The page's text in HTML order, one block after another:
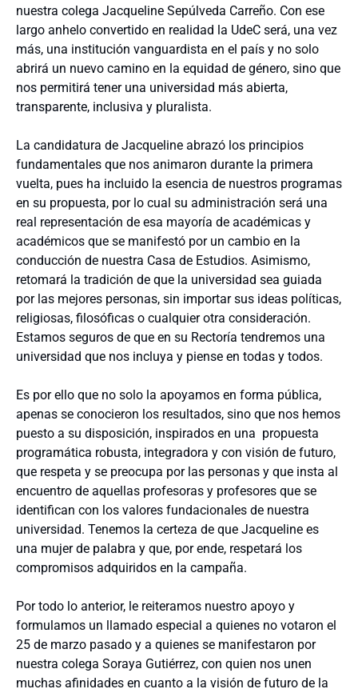
nuestra colega Jacqueline Sepúlveda Carreño. Con ese
largo anhelo convertido en realidad la UdeC será, una vez
más, una institución vanguardista en el país y no solo
abrirá un nuevo camino en la equidad de género, sino que
nos permitirá tener una universidad más abierta,
transparente, inclusiva y pluralista.
La candidatura de Jacqueline abrazó los principios
fundamentales que nos animaron durante la primera
vuelta, pues ha incluido la esencia de nuestros programas
en su propuesta, por lo cual su administración será una
real representación de esa mayoría de académicas y
académicos que se manifestó por un cambio en la
conducción de nuestra Casa de Estudios. Asimismo,
retomará la tradición de que la universidad sea guiada
por las mejores personas, sin importar sus ideas políticas,
religiosas, filosóficas o cualquier otra consideración.
Estamos seguros de que en su Rectoría tendremos una
universidad que nos incluya y piense en todas y todos.
Es por ello que no solo la apoyamos en forma pública,
apenas se conocieron los resultados, sino que nos hemos
puesto a su disposición, inspirados en una propuesta
programática robusta, integradora y con visión de futuro,
que respeta y se preocupa por las personas y que insta al
encuentro de aquellas profesoras y profesores que se
identifican con los valores fundacionales de nuestra
universidad. Tenemos la certeza de que Jacqueline es
una mujer de palabra y que, por ende, respetará los
compromisos adquiridos en la campaña.
Por todo lo anterior, le reiteramos nuestro apoyo y
formulamos un llamado especial a quienes no votaron el
25 de marzo pasado y a quienes se manifestaron por
nuestra colega Soraya Gutiérrez, con quien nos unen
muchas afinidades en cuanto a la visión de futuro de la